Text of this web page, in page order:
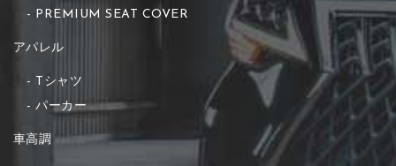
PREMIUM SEAT COVER
アパレル
Tシャツ
パーカー
車高調